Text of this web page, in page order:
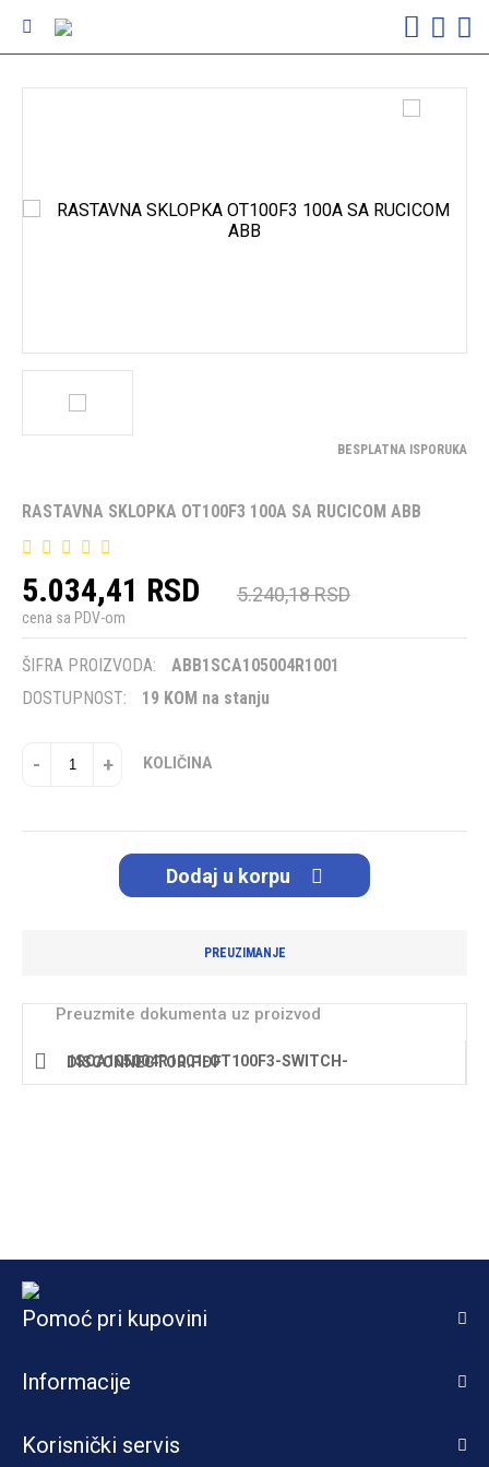
BESPLATNA ISPORUKA
RASTAVNA SKLOPKA OT100F3 100A SA RUCICOM ABB
5.034,41 RSD 5.240,18 RSD
cena sa PDV-om
ŠIFRA PROIZVODA:
ABB1SCA105004R1001
DOSTUPNOST:
19 KOM na stanju
- + KOLIČINA
Dodaj u korpu
PREUZIMANJE
Preuzmite dokumenta uz proizvod
1SCA105004R1001-OT100F3-SWITCH-DISCONNECTOR.PDF
Pomoć pri kupovini
Informacije
Korisnički servis